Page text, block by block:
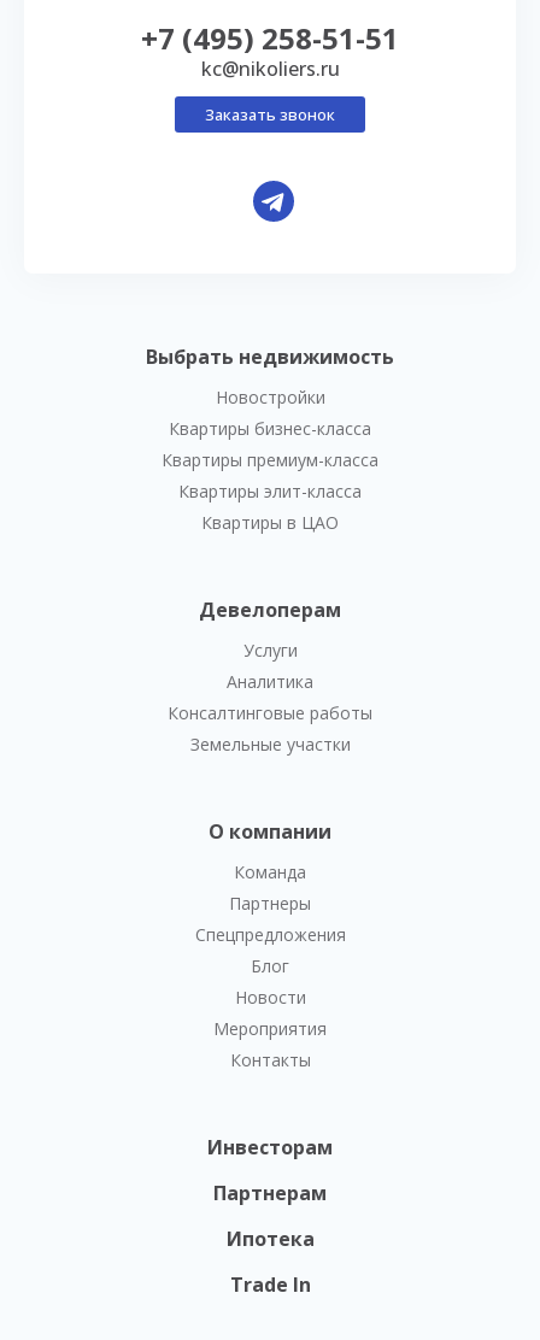
Выбрать недвижимость
Новостройки
Квартиры бизнес-класса
Квартиры премиум-класса
Квартиры элит-класса
Квартиры в ЦАО
Девелоперам
Услуги
Аналитика
Консалтинговые работы
Земельные участки
О компании
Команда
Партнеры
Спецпредложения
Блог
Новости
Мероприятия
Контакты
Инвесторам
Партнерам
Ипотека
Trade In
+7 (495) 258-51-51
kc@nikoliers.ru
Заказать звонок